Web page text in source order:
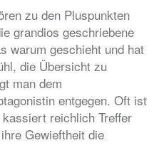
zu den Pluspunkten
grandios geschriebene
warum geschieht und hat
die Übersicht zu
man dem
entgegen. Oft ist
reichlich Treffer
Gewieftheit die